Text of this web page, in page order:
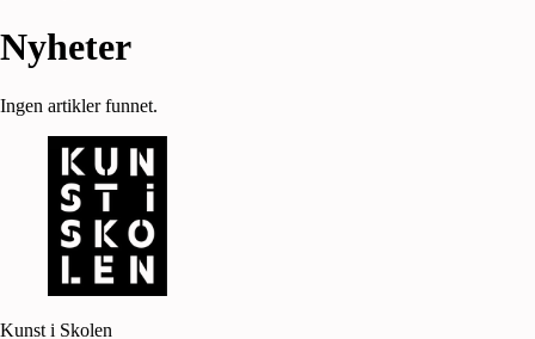
Nyheter
Ingen artikler funnet.
Kunst i Skolen